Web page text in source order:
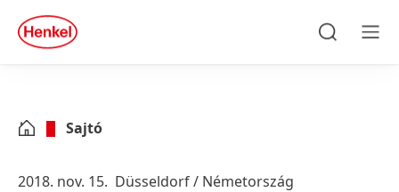
Skip to footer
quick
search
Sajtó
2018. nov. 15. Düsseldorf / Németország